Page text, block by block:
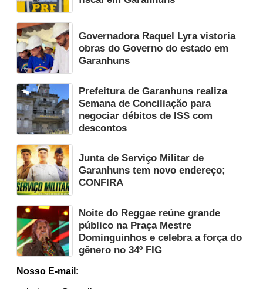
Governadora Raquel Lyra vistoria
obras do Governo do estado em
Garanhuns
Prefeitura de Garanhuns realiza
Semana de Conciliação para
negociar débitos de ISS com
descontos
Junta de Serviço Militar de
Garanhuns tem novo endereço;
CONFIRA
Noite do Reggae reúne grande
público na Praça Mestre
Dominguinhos e celebra a força do
gênero no 34º FIG
Nosso E-mail: